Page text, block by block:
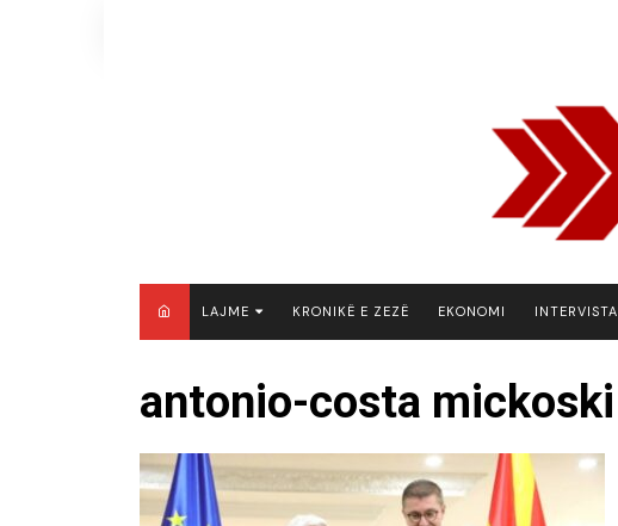
LAJME
KOSOVË
RAJON
BOTË
KRONIKË E ZEZË EKONOMI INTERVISTA
antonio-costa mickoski